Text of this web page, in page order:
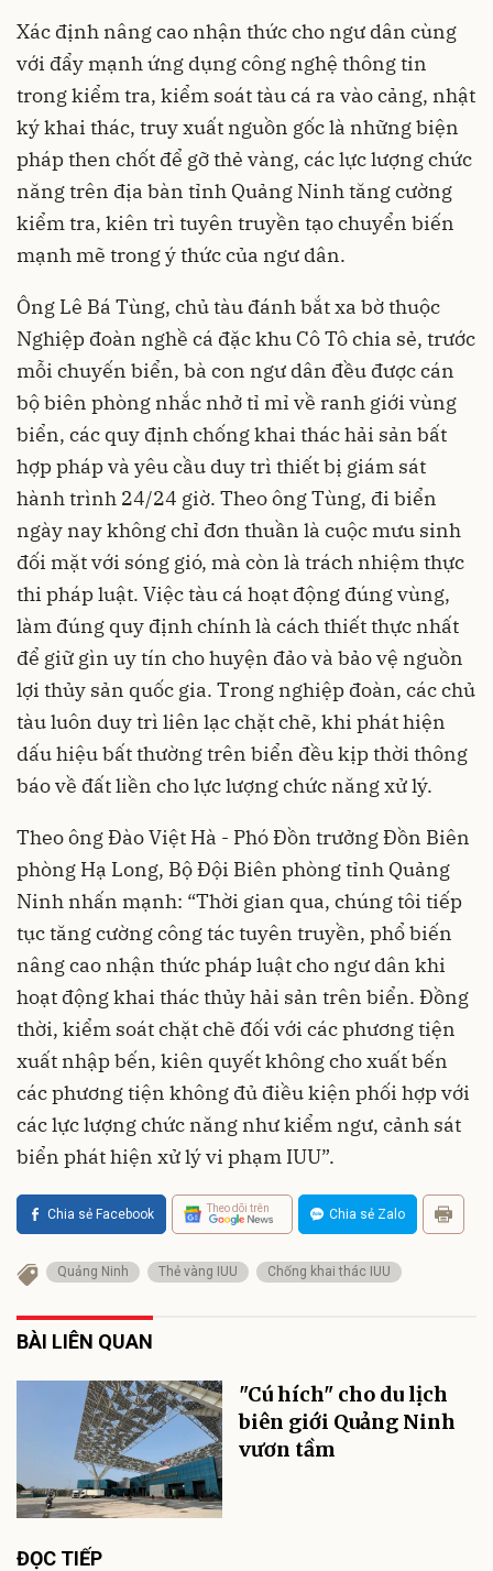
Xác định nâng cao nhận thức cho ngư dân cùng
với đẩy mạnh ứng dụng công nghệ thông tin
trong kiểm tra, kiểm soát tàu cá ra vào cảng, nhật
ký khai thác, truy xuất nguồn gốc là những biện
pháp then chốt để gỡ thẻ vàng, các lực lượng chức
năng trên địa bàn tỉnh Quảng Ninh tăng cường
kiểm tra, kiên trì tuyên truyền tạo chuyển biến
mạnh mẽ trong ý thức của ngư dân.
Ông Lê Bá Tùng, chủ tàu đánh bắt xa bờ thuộc
Nghiệp đoàn nghề cá đặc khu Cô Tô chia sẻ, trước
mỗi chuyến biển, bà con ngư dân đều được cán
bộ biên phòng nhắc nhở tỉ mỉ về ranh giới vùng
biển, các quy định chống khai thác hải sản bất
hợp pháp và yêu cầu duy trì thiết bị giám sát
hành trình 24/24 giờ. Theo ông Tùng, đi biển
ngày nay không chỉ đơn thuần là cuộc mưu sinh
đối mặt với sóng gió, mà còn là trách nhiệm thực
thi pháp luật. Việc tàu cá hoạt động đúng vùng,
làm đúng quy định chính là cách thiết thực nhất
để giữ gìn uy tín cho huyện đảo và bảo vệ nguồn
lợi thủy sản quốc gia. Trong nghiệp đoàn, các chủ
tàu luôn duy trì liên lạc chặt chẽ, khi phát hiện
dấu hiệu bất thường trên biển đều kịp thời thông
báo về đất liền cho lực lượng chức năng xử lý.
Theo ông Đào Việt Hà - Phó Đồn trưởng Đồn Biên
phòng Hạ Long, Bộ Đội Biên phòng tỉnh Quảng
Ninh nhấn mạnh: “Thời gian qua, chúng tôi tiếp
tục tăng cường công tác tuyên truyền, phổ biến
nâng cao nhận thức pháp luật cho ngư dân khi
hoạt động khai thác thủy hải sản trên biển. Đồng
thời, kiểm soát chặt chẽ đối với các phương tiện
xuất nhập bến, kiên quyết không cho xuất bến
các phương tiện không đủ điều kiện phối hợp với
các lực lượng chức năng như kiểm ngư, cảnh sát
biển phát hiện xử lý vi phạm IUU”.
Chia sẻ Facebook Theo dõi trên Chia sẻ Zalo
Quảng Ninh Thẻ vàng IUU Chống khai thác IUU
BÀI LIÊN QUAN
"Cú hích" cho du lịch
biên giới Quảng Ninh
vươn tầm
ĐỌC TIẾP